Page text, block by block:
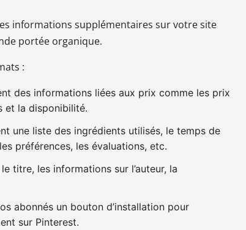
informations supplémentaires sur votre site
portée organique.
:
des informations liées aux prix comme les prix
et la disponibilité.
une liste des ingrédients utilisés, le temps de
préférences, les évaluations, etc.
titre, les informations sur l’auteur, la
abonnés un bouton d’installation pour
sur Pinterest.